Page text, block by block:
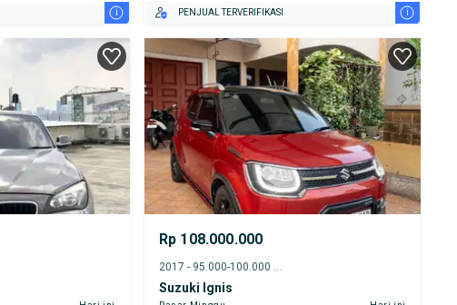
i
PENJUAL TERVERIFIKASI
i
Rp 108.000.000
Suzuki Ignis